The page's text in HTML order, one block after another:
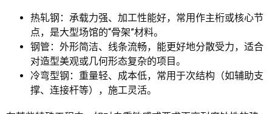
热轧钢：承载力强、加工性能好，常用作主桁或核心节
点，是大型场馆的“骨架”材料。
钢管：外形简洁、线条流畅，能更好地分散受力，适合
对造型美观或几何形态复杂的项目。
冷弯型钢：重量轻、成本低，常用于次结构（如辅助支
撑、连接杆等），施工灵活。